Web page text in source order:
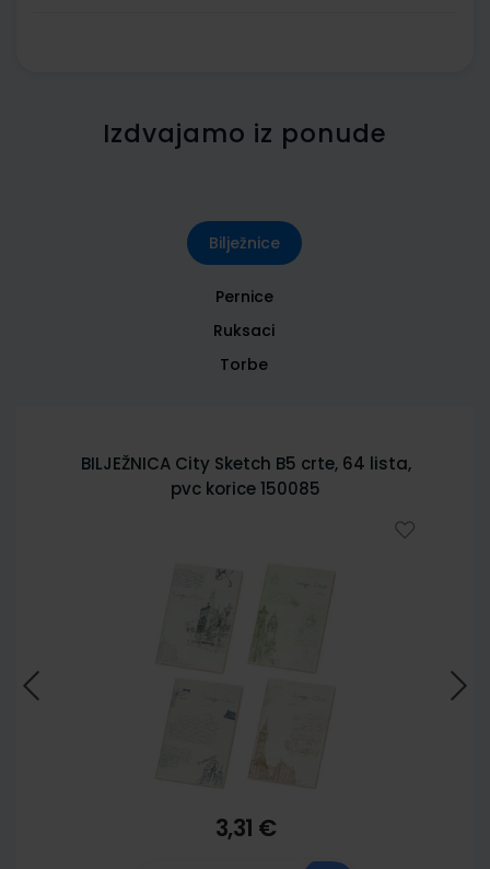
Izdvajamo iz ponude
Bilježnice
Pernice
Ruksaci
Torbe
BILJEŽNICA City Sketch B5 crte, 64 lista,
pvc korice 150085
3,31 €